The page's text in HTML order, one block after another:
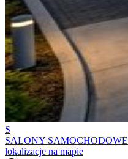
S
SALONY SAMOCHODOWE
lokalizacje na mapie